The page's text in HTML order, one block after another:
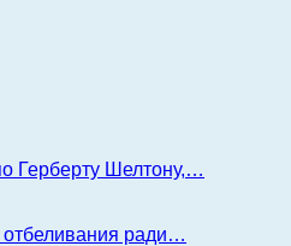
Герберту Шелтону,…
отбеливания ради…